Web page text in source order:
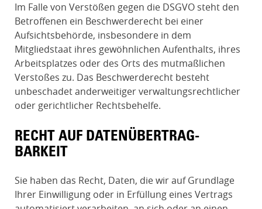
Im Falle von Verstößen gegen die DSGVO steht den
Betroffenen ein Beschwerderecht bei einer
Aufsichtsbehörde, insbesondere in dem
Mitgliedstaat ihres gewöhnlichen Aufenthalts, ihres
Arbeitsplatzes oder des Orts des mutmaßlichen
Verstoßes zu. Das Beschwerderecht besteht
unbeschadet anderweitiger verwaltungsrechtlicher
oder gerichtlicher Rechtsbehelfe.
RECHT AUF DATEN­ÜBERTRAG­
BARKEIT
Sie haben das Recht, Daten, die wir auf Grundlage
Ihrer Einwilligung oder in Erfüllung eines Vertrags